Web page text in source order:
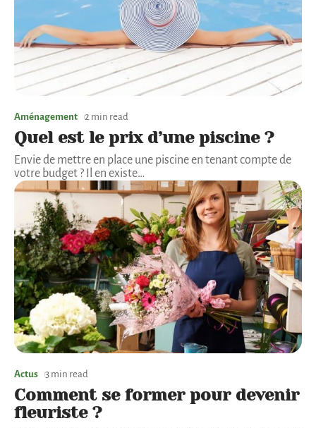
Aménagement 2 min read
Quel est le prix d’une piscine ?
Envie de mettre en place une piscine en tenant compte de
votre budget ? Il en existe…
Actus 3 min read
Comment se former pour devenir
fleuriste ?